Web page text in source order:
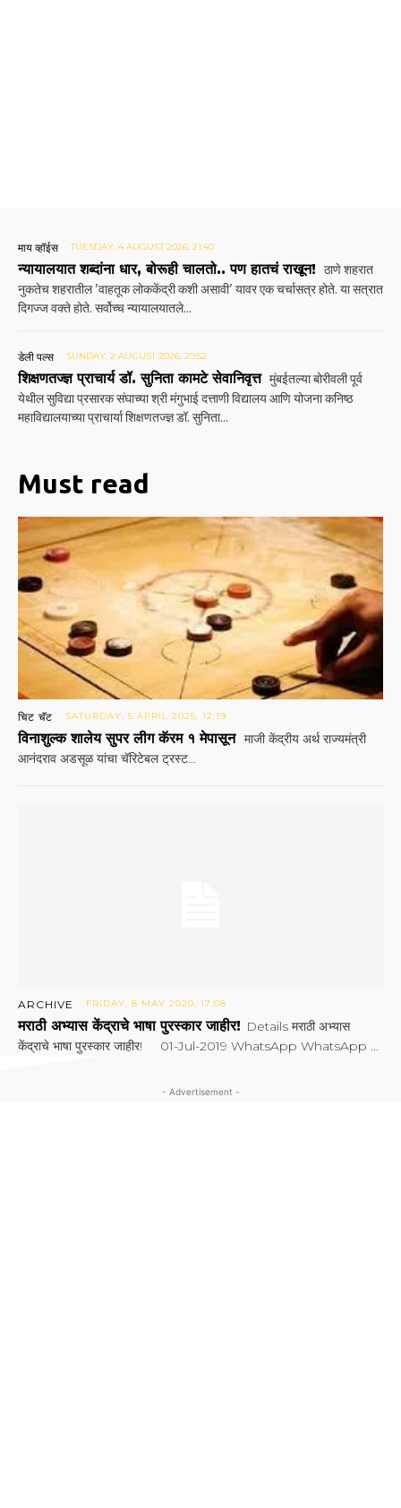
माय व्हॉईस TUESDAY, 4 AUGUST 2026, 21:40
न्यायालयात शब्दांना धार, बोरूही चालतो.. पण हातचं राखून! ठाणे शहरात
नुकतेच शहरातील 'वाहतूक लोककेंद्री कशी असावी' यावर एक चर्चासत्र होते. या सत्रात
दिगज्ज वक्ते होते. सर्वोच्च न्यायालयातले...
डेली पल्स SUNDAY, 2 AUGUST 2026, 20:52
शिक्षणतज्ज्ञ प्राचार्य डॉ. सुनिता कामटे सेवानिवृत्त मुंबईतल्या बोरीवली पूर्व
येथील सुविद्या प्रसारक संघाच्या श्री मंगुभाई दत्ताणी विद्यालय आणि योजना कनिष्ठ
महाविद्यालयाच्या प्राचार्या शिक्षणतज्ज्ञ डॉ. सुनिता...
Must read
चिट चॅट SATURDAY, 5 APRIL 2025, 12:19
विनाशुल्क शालेय सुपर लीग कॅरम १ मेपासून माजी केंद्रीय अर्थ राज्यमंत्री
आनंदराव अडसूळ यांचा चॅरिटेबल ट्रस्ट...
ARCHIVE FRIDAY, 8 MAY 2020, 17:08
मराठी अभ्यास केंद्राचे भाषा पुरस्कार जाहीर! Details मराठी अभ्यास
केंद्राचे भाषा पुरस्कार जाहीर! 01-Jul-2019 WhatsApp WhatsApp ...
- Advertisement -